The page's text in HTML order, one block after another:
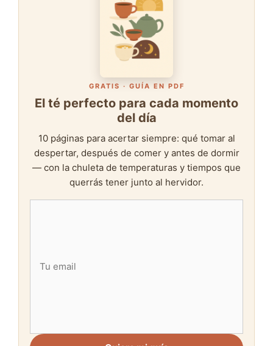
GRATIS · GUÍA EN PDF
El té perfecto para cada momento
del día
10 páginas para acertar siempre: qué tomar al
despertar, después de comer y antes de dormir
— con la chuleta de temperaturas y tiempos que
querrás tener junto al hervidor.